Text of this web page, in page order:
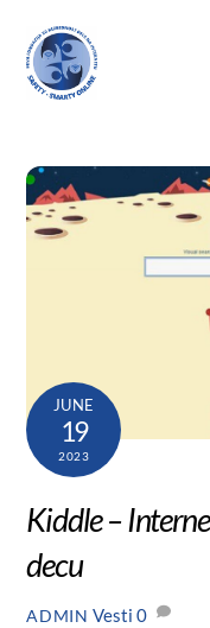
content
JUNE
19
2023
Kiddle –
decu
ADMIN Vesti 0